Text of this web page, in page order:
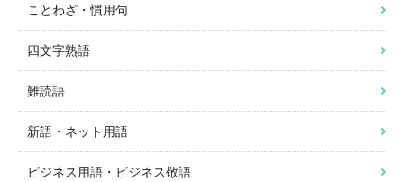
ことわざ・慣用句
四文字熟語
難読語
新語・ネット用語
ビジネス用語・ビジネス敬語